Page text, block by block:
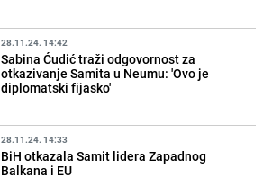
28.11.24. 14:42
Sabina Ćudić traži odgovornost za
otkazivanje Samita u Neumu: 'Ovo je
diplomatski fijasko'
28.11.24. 14:33
BiH otkazala Samit lidera Zapadnog
Balkana i EU